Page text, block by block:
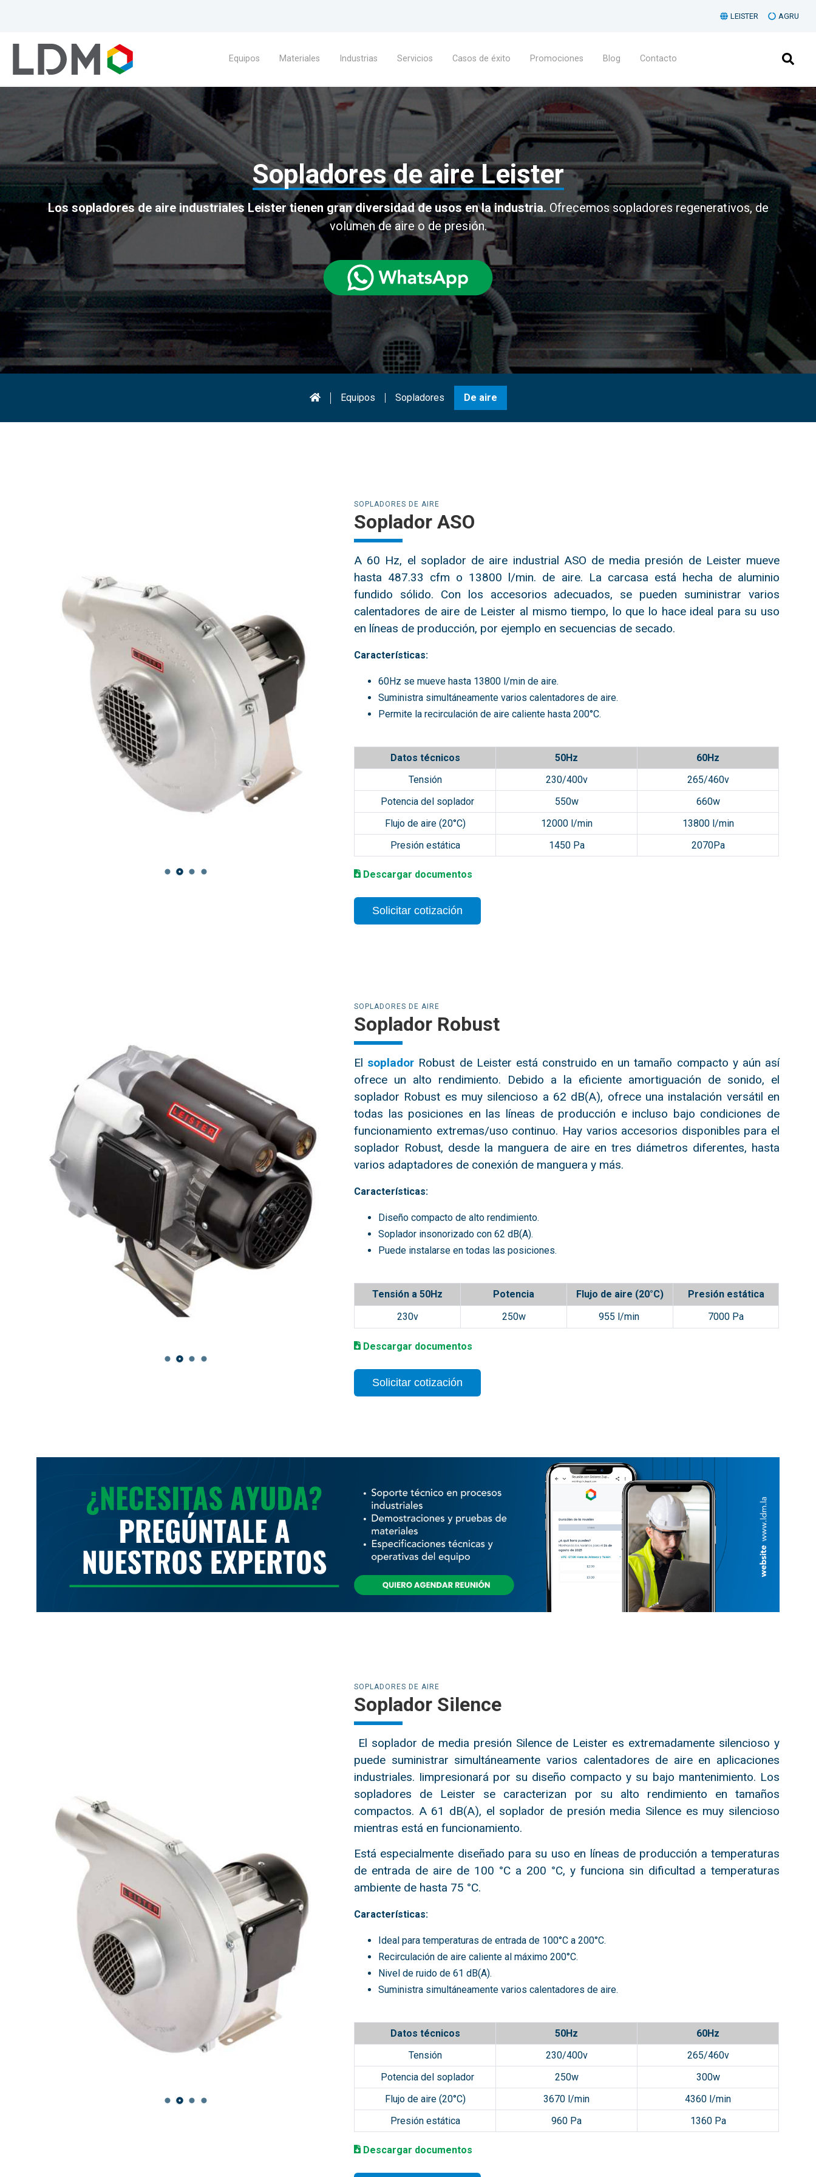
LEISTER AGRU
Equipos Materiales Industrias Servicios Casos de éxito Promociones Blog Contacto
Sopladores de aire Leister
Los sopladores de aire industriales Leister tienen gran diversidad de usos en la industria. Ofrecemos sopladores regenerativos, de
volumen de aire o de presión.
Equipos Sopladores De aire
SOPLADORES DE AIRE
Soplador ASO
A 60 Hz, el soplador de aire industrial ASO de media presión de Leister mueve
hasta 487.33 cfm o 13800 l/min. de aire. La carcasa está hecha de aluminio
fundido sólido. Con los accesorios adecuados, se pueden suministrar varios
calentadores de aire de Leister al mismo tiempo, lo que lo hace ideal para su uso
en líneas de producción, por ejemplo en secuencias de secado.
Características:
60Hz se mueve hasta 13800 l/min de aire.
Suministra simultáneamente varios calentadores de aire.
Permite la recirculación de aire caliente hasta 200°C.
Datos técnicos 50Hz
60Hz
Tensión
230/400v
265/460v
Potencia del soplador
550w
660w
Flujo de aire (20°C)
12000 l/min
13800 l/min
Presión estática
1450 Pa 2070Pa
Descargar documentos
Solicitar cotización
SOPLADORES DE AIRE
Soplador Robust
El soplador Robust de Leister está construido en un tamaño compacto y aún así
ofrece un alto rendimiento. Debido a la eficiente amortiguación de sonido, el
soplador Robust es muy silencioso a 62 dB(A), ofrece una instalación versátil en
todas las posiciones en las líneas de producción e incluso bajo condiciones de
funcionamiento extremas/uso continuo. Hay varios accesorios disponibles para el
soplador Robust, desde la manguera de aire en tres diámetros diferentes, hasta
varios adaptadores de conexión de manguera y más.
Características:
Diseño compacto de alto rendimiento.
Soplador insonorizado con 62 dB(A).
Puede instalarse en todas las posiciones.
Tensión a 50Hz Potencia Flujo de aire (20°C)
Presión estática
230v
250w 955 l/min 7000 Pa
Descargar documentos
Solicitar cotización
SOPLADORES DE AIRE
Soplador Silence
El soplador de media presión Silence de Leister es extremadamente silencioso y
puede suministrar simultáneamente varios calentadores de aire en aplicaciones
industriales. Iimpresionará por su diseño compacto y su bajo mantenimiento. Los
sopladores de Leister se caracterizan por su alto rendimiento en tamaños
compactos. A 61 dB(A), el soplador de presión media Silence es muy silencioso
mientras está en funcionamiento.
Está especialmente diseñado para su uso en líneas de producción a temperaturas
de entrada de aire de 100 °C a 200 °C, y funciona sin dificultad a temperaturas
ambiente de hasta 75 °C.
Características:
Ideal para temperaturas de entrada de 100°C a 200°C.
Recirculación de aire caliente al máximo 200°C.
Nivel de ruido de 61 dB(A).
Suministra simultáneamente varios calentadores de aire.
Datos técnicos 50Hz
60Hz
Tensión
230/400v
265/460v
Potencia del soplador
250w
300w
Flujo de aire (20°C)
3670 l/min
4360 l/min
Presión estática
960 Pa 1360 Pa
Descargar documentos